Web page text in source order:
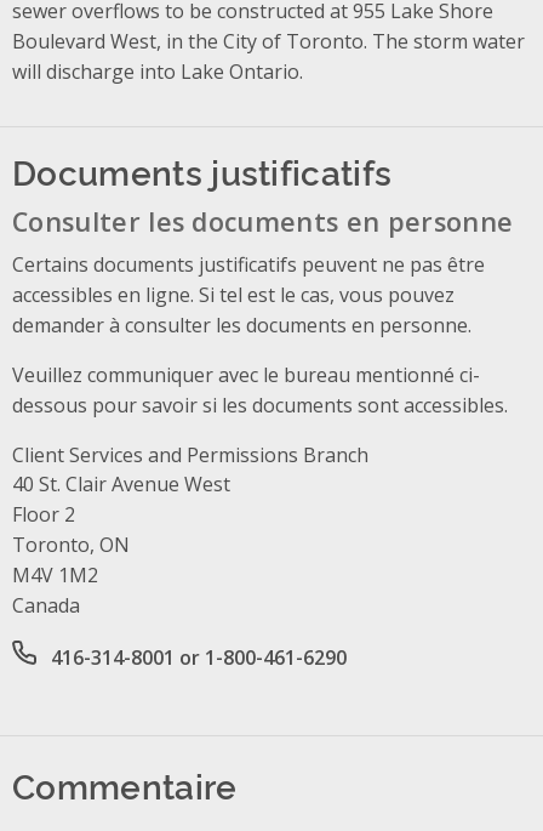
sewer overflows to be constructed at 955 Lake Shore
Boulevard West, in the City of Toronto. The storm water
will discharge into Lake Ontario.
Documents justificatifs
Consulter les documents en personne
Certains documents justificatifs peuvent ne pas être
accessibles en ligne. Si tel est le cas, vous pouvez
demander à consulter les documents en personne.
Veuillez communiquer avec le bureau mentionné ci-
dessous pour savoir si les documents sont accessibles.
Client Services and Permissions Branch
Address
40 St. Clair Avenue West
Floor 2
Toronto, ON
M4V 1M2
Canada
Office phone number
416-314-8001 or 1-800-461-6290
Commentaire